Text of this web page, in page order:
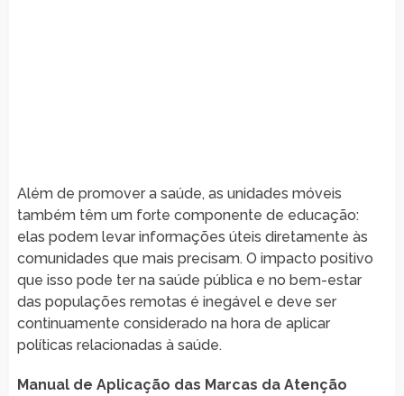
Além de promover a saúde, as unidades móveis
também têm um forte componente de educação:
elas podem levar informações úteis diretamente às
comunidades que mais precisam. O impacto positivo
que isso pode ter na saúde pública e no bem-estar
das populações remotas é inegável e deve ser
continuamente considerado na hora de aplicar
políticas relacionadas à saúde.
Manual de Aplicação das Marcas da Atenção